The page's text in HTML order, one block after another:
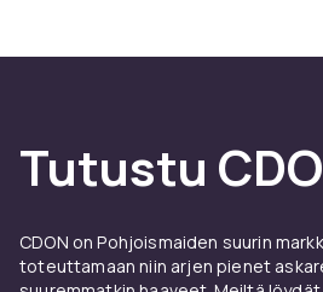
Tutustu
CDON on Pohjoismaiden suurin
toteuttamaan niin arjen pienet